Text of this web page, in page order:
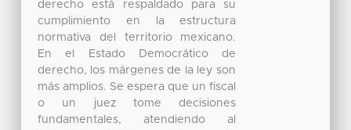
derecho está respaldado para su
cumplimiento en la estructura
normativa del territorio mexicano.
En el Estado Democrático de
derecho, los márgenes de la ley son
más amplios. Se espera que un fiscal
o un juez tome decisiones
fundamentales, atendiendo al